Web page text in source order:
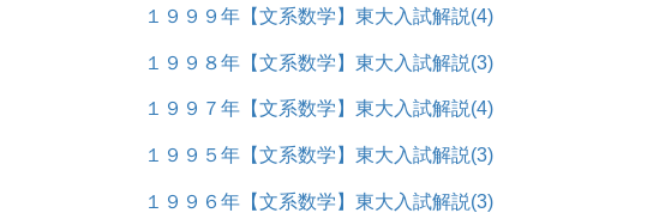
１９９９年【文系数学】東大入試解説(4)
１９９８年【文系数学】東大入試解説(3)
１９９７年【文系数学】東大入試解説(4)
１９９５年【文系数学】東大入試解説(3)
１９９６年【文系数学】東大入試解説(3)